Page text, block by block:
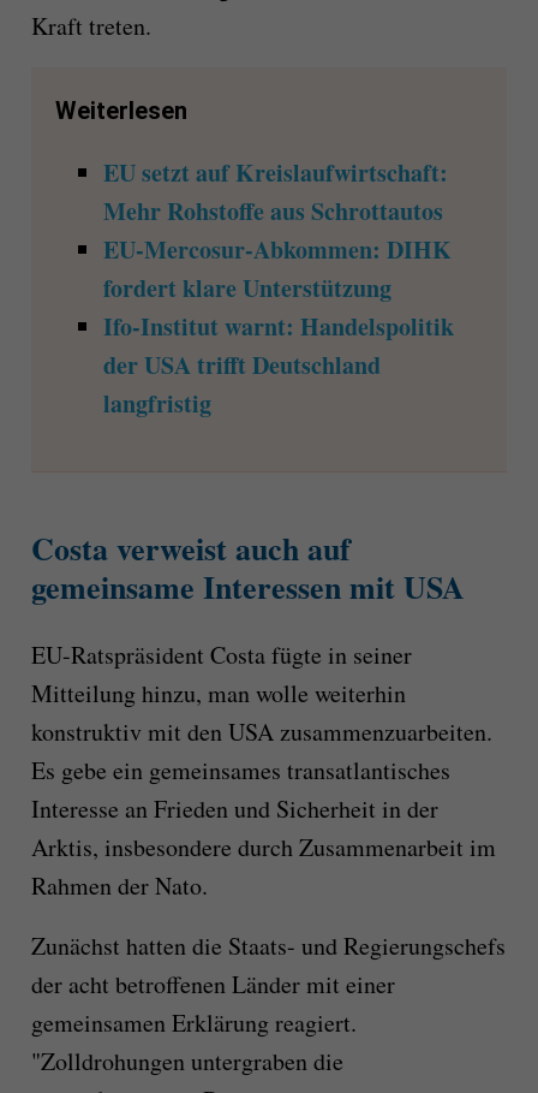
Kraft treten.
Weiterlesen
EU setzt auf Kreislaufwirtschaft:
Mehr Rohstoffe aus Schrottautos
EU-Mercosur-Abkommen: DIHK
fordert klare Unterstützung
Ifo-Institut warnt: Handelspolitik
der USA trifft Deutschland
langfristig
Costa verweist auch auf
gemeinsame Interessen mit USA
EU-Ratspräsident Costa fügte in seiner
Mitteilung hinzu, man wolle weiterhin
konstruktiv mit den USA zusammenzuarbeiten.
Es gebe ein gemeinsames transatlantisches
Interesse an Frieden und Sicherheit in der
Arktis, insbesondere durch Zusammenarbeit im
Rahmen der Nato.
Zunächst hatten die Staats- und Regierungschefs
der acht betroffenen Länder mit einer
gemeinsamen Erklärung reagiert.
"Zolldrohungen untergraben die